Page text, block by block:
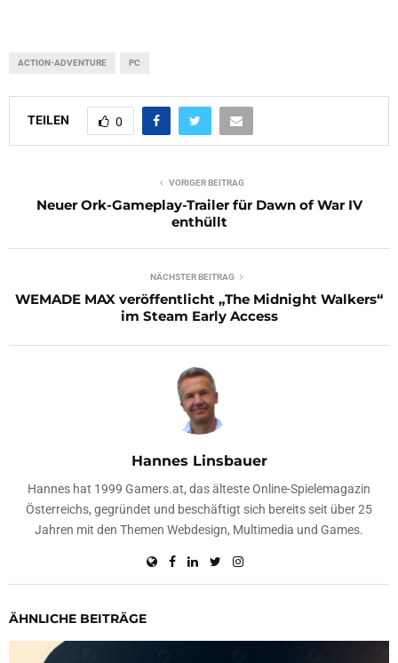
ACTION-ADVENTURE PC
TEILEN 0
VORIGER BEITRAG
Neuer Ork-Gameplay-Trailer für Dawn of War IV
enthüllt
NÄCHSTER BEITRAG
WEMADE MAX veröffentlicht „The Midnight Walkers“
im Steam Early Access
Hannes Linsbauer
Hannes hat 1999 Gamers.at, das älteste Online-Spielemagazin
Österreichs, gegründet und beschäftigt sich bereits seit über 25
Jahren mit den Themen Webdesign, Multimedia und Games.
ÄHNLICHE BEITRÄGE